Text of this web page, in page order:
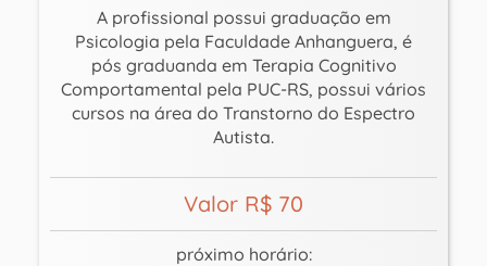
A profissional possui graduação em
Psicologia pela Faculdade Anhanguera, é
pós graduanda em Terapia Cognitivo
Comportamental pela PUC-RS, possui vários
cursos na área do Transtorno do Espectro
Autista.
Valor R$ 70
próximo horário: